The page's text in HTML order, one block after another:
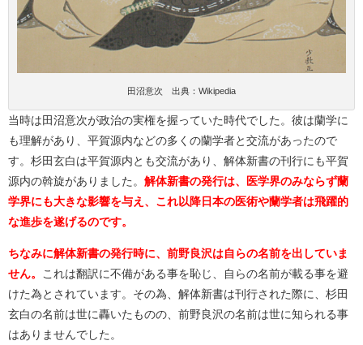
田沼意次 出典：Wikipedia
当時は田沼意次が政治の実権を握っていた時代でした。彼は蘭学に
も理解があり、平賀源内などの多くの蘭学者と交流があったので
す。杉田玄白は平賀源内とも交流があり、解体新書の刊行にも平賀
源内の斡旋がありました。 解体新書の発行は、医学界のみならず蘭
学界にも大きな影響を与え、これ以降日本の医術や蘭学者は飛躍的
な進歩を遂げるのです。
ちなみに解体新書の発行時に、前野良沢は自らの名前を出していま
せん。
これは翻訳に不備がある事を恥じ、自らの名前が載る事を避
けた為とされています。その為、解体新書は刊行された際に、杉田
玄白の名前は世に轟いたものの、前野良沢の名前は世に知られる事
はありませんでした。